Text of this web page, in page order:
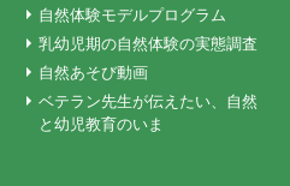
自然体験モデルプログラム
乳幼児期の自然体験の実態調査
自然あそび動画
ベテラン先生が伝えたい、自然
と幼児教育のいま